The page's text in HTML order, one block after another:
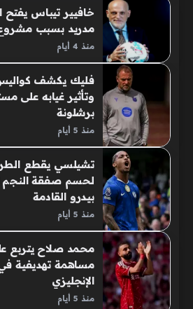
خافيير تيباس يفتح
مدريد بسبب مشروع
منذ 4 أيام
فليك يكشف
وتأثير غيابه على
برشلونة
منذ 5 أيام
تشيلسي يقطع
لحسم صفقة النجم
بيدرو القادمة
منذ 5 أيام
محمد صلاح يتربع
مساهمة تهديفية في
الإنجليزي
منذ 5 أيام